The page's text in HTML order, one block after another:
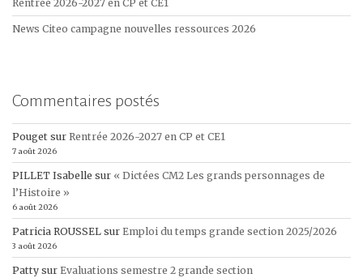
Rentrée 2026-2027 en CP et CE1
News Citeo campagne nouvelles ressources 2026
Commentaires postés
Pouget sur Rentrée 2026-2027 en CP et CE1
7 août 2026
PILLET Isabelle sur « Dictées CM2 Les grands personnages de
l’Histoire »
6 août 2026
Patricia ROUSSEL sur Emploi du temps grande section 2025/2026
3 août 2026
Patty sur Evaluations semestre 2 grande section